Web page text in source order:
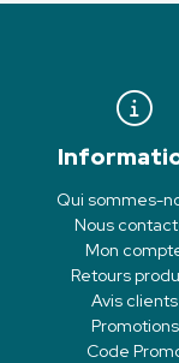
Qui sommes-
Nous
Mon
Retours
Avis clients
Promotions
Code